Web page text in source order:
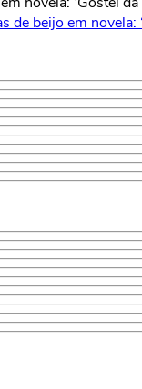
de beijo em novela: